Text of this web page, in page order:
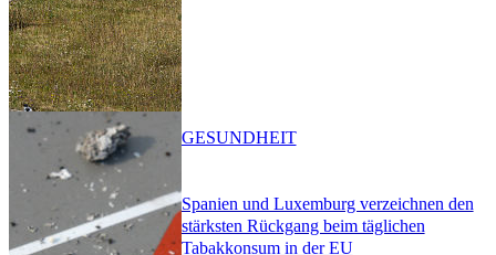
Spanien und Luxemburg verzeichnen den
stärksten Rückgang beim täglichen
Tabakkonsum in der EU
GESUNDHEIT